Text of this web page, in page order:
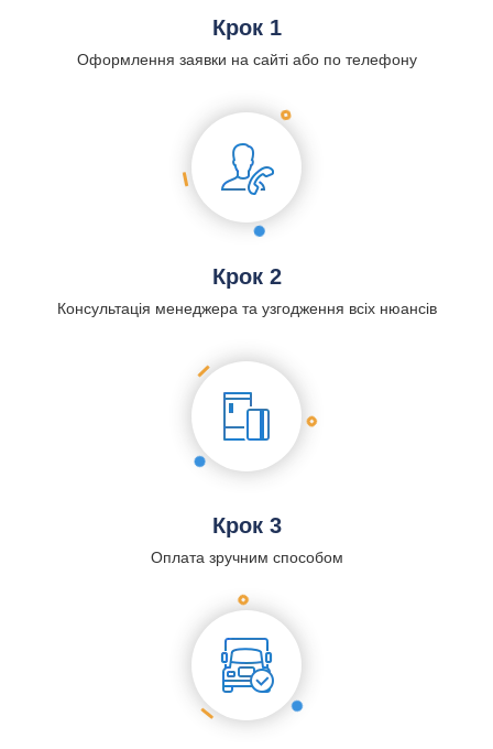
Крок 1
Оформлення заявки на сайті або по телефону
Крок 2
Консультація менеджера та узгодження всіх нюансів
Крок 3
Оплата зручним способом